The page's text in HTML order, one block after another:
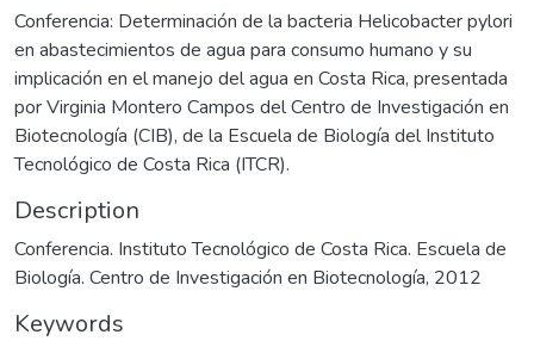
Conferencia: Determinación de la bacteria Helicobacter pylori
en abastecimientos de agua para consumo humano y su
implicación en el manejo del agua en Costa Rica, presentada
por Virginia Montero Campos del Centro de Investigación en
Biotecnología (CIB), de la Escuela de Biología del Instituto
Tecnológico de Costa Rica (ITCR).
Description
Conferencia. Instituto Tecnológico de Costa Rica. Escuela de
Biología. Centro de Investigación en Biotecnología, 2012
Keywords